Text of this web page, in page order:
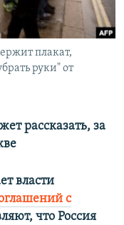
плакат,
руки" от
рассказать, за
власти
с
что Россия